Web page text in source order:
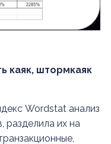
каяк, штормкаяк
Wordstat анализ
разделила их на